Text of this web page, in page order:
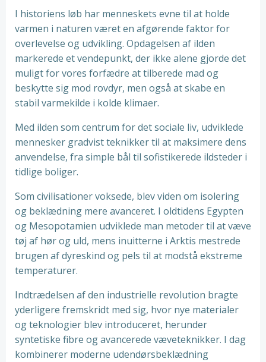
I historiens løb har menneskets evne til at holde
varmen i naturen været en afgørende faktor for
overlevelse og udvikling. Opdagelsen af ilden
markerede et vendepunkt, der ikke alene gjorde det
muligt for vores forfædre at tilberede mad og
beskytte sig mod rovdyr, men også at skabe en
stabil varmekilde i kolde klimaer.
Med ilden som centrum for det sociale liv, udviklede
mennesker gradvist teknikker til at maksimere dens
anvendelse, fra simple bål til sofistikerede ildsteder i
tidlige boliger.
Som civilisationer voksede, blev viden om isolering
og beklædning mere avanceret. I oldtidens Egypten
og Mesopotamien udviklede man metoder til at væve
tøj af hør og uld, mens inuitterne i Arktis mestrede
brugen af dyreskind og pels til at modstå ekstreme
temperaturer.
Indtrædelsen af den industrielle revolution bragte
yderligere fremskridt med sig, hvor nye materialer
og teknologier blev introduceret, herunder
syntetiske fibre og avancerede væveteknikker. I dag
kombinerer moderne udendørsbeklædning